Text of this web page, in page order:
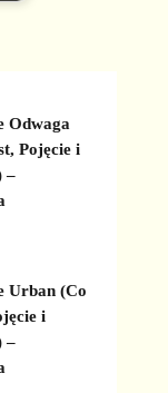
Odwaga
Pojęcie i
–
Urban (Co
i
–